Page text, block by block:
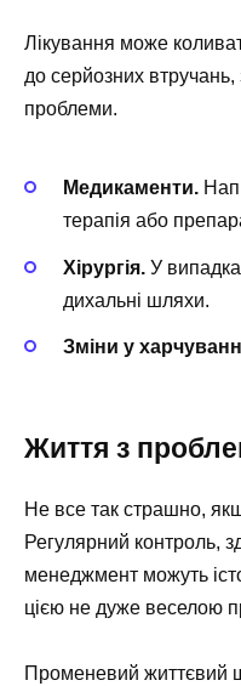
Лікування може
до серйозних втручань,
проблеми.
Медикаменти.
терапія або
Хірургія. У
дихальні шляхи.
Зміни у
Життя з
Не все так страшно,
Регулярний контроль,
менеджмент можуть
цією не дуже веселою
Променевий життєвий